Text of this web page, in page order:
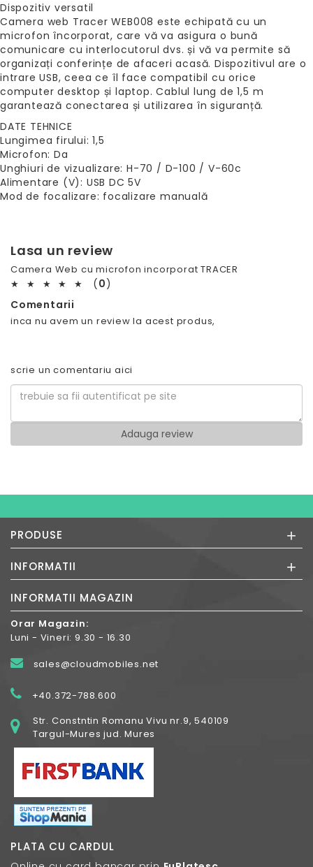
Dispozitiv versatil
Camera web Tracer WEB008 este echipată cu un
microfon încorporat, care vă va asigura o bună
comunicare cu interlocutorul dvs. și vă va permite să
organizați conferințe de afaceri acasă. Dispozitivul are o
intrare USB, ceea ce îl face compatibil cu orice
computer desktop și laptop. Cablul lung de 1,5 m
garantează conectarea și utilizarea în siguranță.
DATE TEHNICE
Lungimea firului: 1,5
Microfon: Da
Unghiuri de vizualizare: H-70 / D-100 / V-60c
Alimentare (V): USB DC 5V
Mod de focalizare: focalizare manuală
Lasa un review
Camera Web cu microfon incorporat TRACER
★
★ ★ ★ ★ (0)
Comentarii
inca nu avem un review la acest produs,
scrie un comentariu aici
PRODUSE +
INFORMATII +
INFORMATII MAGAZIN
Orar Magazin:
Luni - Vineri: 9.30 - 16.30
sales@cloudmobiles.net
+40.372-788.600
Str. Constntin Romanu Vivu nr.9, 540109
Targul-Mures jud. Mures
PLATA CU CARDUL